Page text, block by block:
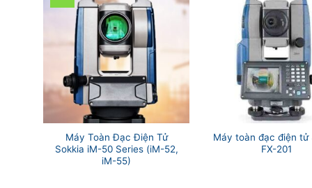
Máy Toàn Đạc Điện Tử
Sokkia iM-50 Series (iM-52,
iM-55)
Máy toàn đạc điện tử
FX-201